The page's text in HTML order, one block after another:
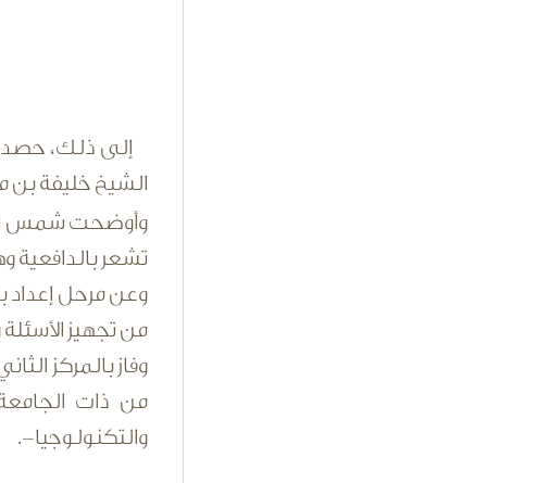
إلى ذلك،
الشيخ خليفة بن
وأوضحت شمس
تشعر بالدافعية
وعن مرحل إعداد
من تجهيز
وفاز بالمركز
من ذات
والتكنولوجيا-.